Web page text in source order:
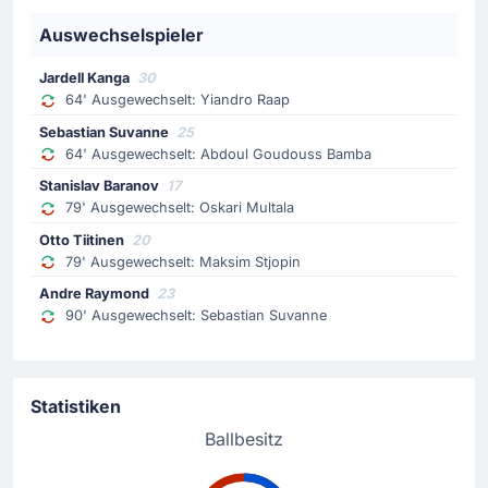
64'
Spielerwechsel
Abdoul Goudouss Bamba
Sebastian Suvanne
Trainer Joni Lehtonen nimmt seinen zweiten Wechsel
vor: Sebastian Suvanne ersetzt Abdoul Goudouss
Bamba.
64'
Spielerwechsel
Yiandro Raap
Jardell Kanga
Auswechselspieler
Jardell Kanga 30
64' Ausgewechselt: Yiandro Raap
Sebastian Suvanne 25
64' Ausgewechselt: Abdoul Goudouss Bamba
Stanislav Baranov 17
79' Ausgewechselt: Oskari Multala
Otto Tiitinen 20
79' Ausgewechselt: Maksim Stjopin
Andre Raymond 23
90' Ausgewechselt: Sebastian Suvanne
Statistiken
Ballbesitz